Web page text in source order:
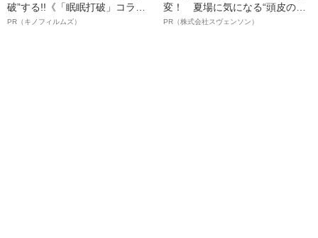
破”する!!《「眠眠打破」コラ
ボ》
PR（キノフィルムズ）
変！ 夏場に気になる“頭皮のニ
オイ”や“ベタつき”を解消す
PR（株式会社スヴェンソン）